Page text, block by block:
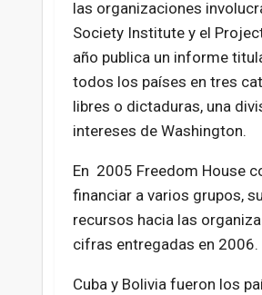
las organizaciones
Society Institute y el
año publica un informe
todos los países en tres
libres o dictaduras, una
intereses de Washington.
En 2005 Freedom House
financiar a varios grupos,
recursos hacia las
cifras entregadas en 2006.
Cuba y Bolivia fueron los